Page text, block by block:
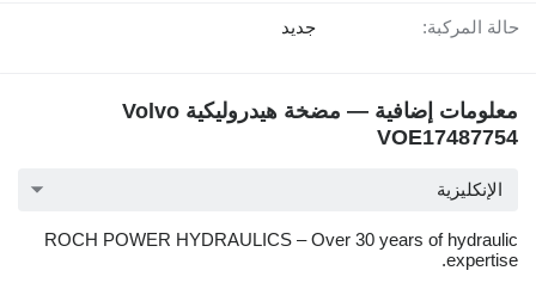
حالة المركبة: جديد
معلومات إضافية — مضخة هيدروليكية Volvo
VOE17487754
الإنكليزية
ROCH POWER HYDRAULICS – Over 30 years of hydraulic
expertise.